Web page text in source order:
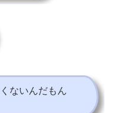
ないんだもん